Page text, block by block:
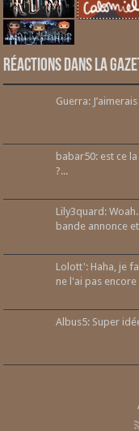
Réactions dans la
Guerra:
babar50: est ce
?...
Lily3quard:
bande annonce
Lolott': Haha, je
ne l'ai pas encore
Albus5: Super